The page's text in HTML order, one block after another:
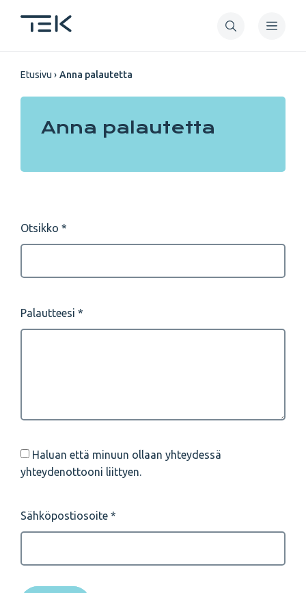
pääsisältöön
Murupolku
Etusivu Anna palautetta
Anna palautetta
Otsikko
Palautteesi
Haluan että minuun ollaan yhteydessä
yhteydenottooni liittyen.
Sähköpostiosoite